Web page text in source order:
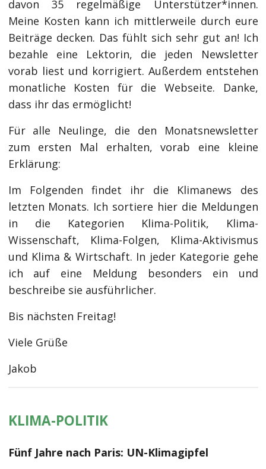
davon 35 regelmäßige Unterstützer*innen.
Meine Kosten kann ich mittlerweile durch eure
Beiträge decken. Das fühlt sich sehr gut an! Ich
bezahle eine Lektorin, die jeden Newsletter
vorab liest und korrigiert. Außerdem entstehen
monatliche Kosten für die Webseite. Danke,
dass ihr das ermöglicht!
Für alle Neulinge, die den Monatsnewsletter
zum ersten Mal erhalten, vorab eine kleine
Erklärung:
Im Folgenden findet ihr die Klimanews des
letzten Monats. Ich sortiere hier die Meldungen
in die Kategorien Klima-Politik, Klima-
Wissenschaft, Klima-Folgen, Klima-Aktivismus
und Klima & Wirtschaft. In jeder Kategorie gehe
ich auf eine Meldung besonders ein und
beschreibe sie ausführlicher.
Bis nächsten Freitag!
Viele Grüße
Jakob
KLIMA-POLITIK
Fünf Jahre nach Paris: UN-Klimagipfel